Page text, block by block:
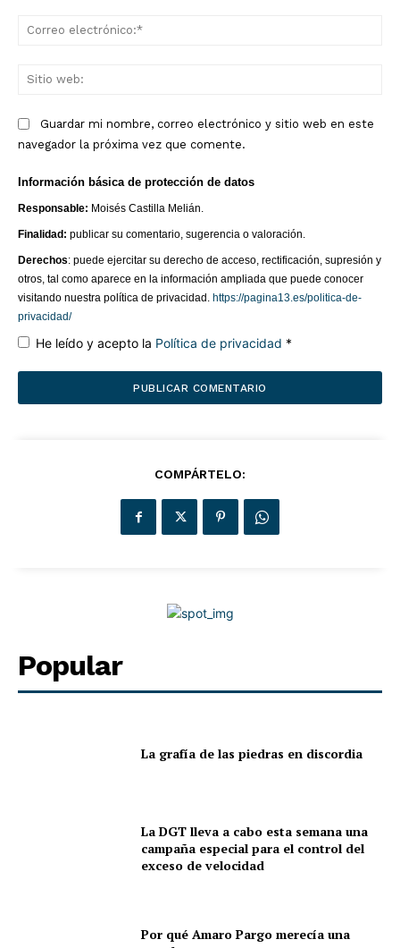
Guardar mi nombre, correo electrónico y sitio web en este
navegador la próxima vez que comente.
Información básica de protección de datos
Responsable: Moisés Castilla Melián.
Finalidad: publicar su comentario, sugerencia o valoración.
Derechos: puede ejercitar su derecho de acceso, rectificación, supresión y
otros, tal como aparece en la información ampliada que puede conocer
visitando nuestra política de privacidad. https://pagina13.es/politica-de-
privacidad/
He leído y acepto la Política de privacidad *
COMPÁRTELO:
Popular
La grafía de las piedras en discordia
La DGT lleva a cabo esta semana una
campaña especial para el control del
exceso de velocidad
Por qué Amaro Pargo merecía una